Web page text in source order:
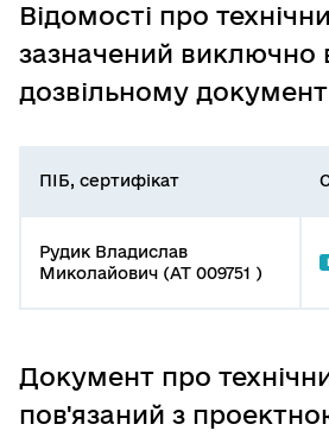
Відомості про
зазначений виключно
дозвільному
ПІБ, сертифікат
Рудик Владислав
Миколайович (АТ 009751 )
Документ про
пов'язаний з